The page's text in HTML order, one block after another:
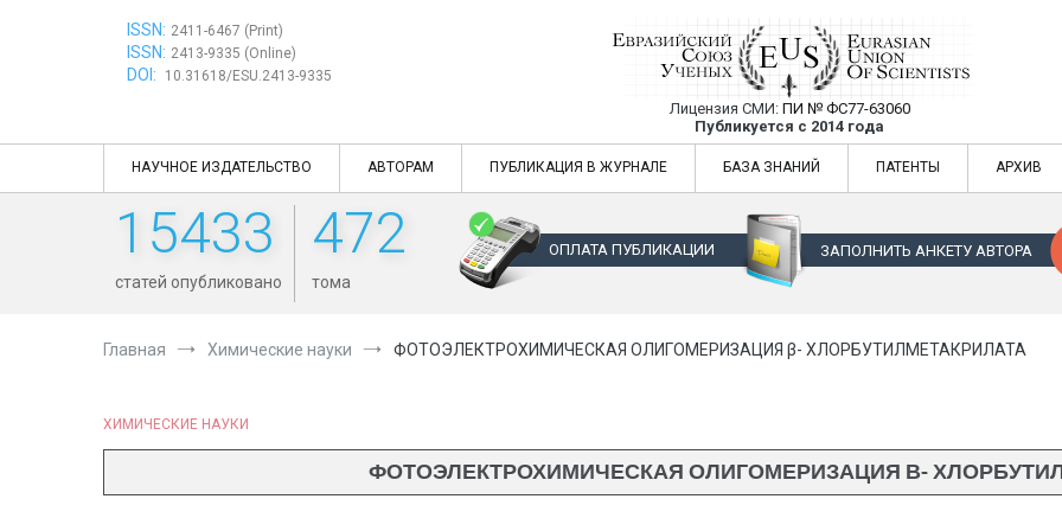
ISSN: 2411-6467 (Print)
ISSN: 2413-9335 (Online)
DOI: 10.31618/ESU.2413-9335
Евразийский Союз Ученых —
Лицензия СМИ: ПИ № ФС77-63060
Публикуется с 2014 года
Евразийский Союз Ученых — публикация научных статей в
НАУЧНОЕ ИЗДАТЕЛЬСТВО АВТОРАМ ПУБЛИКАЦИЯ В ЖУРНАЛЕ БАЗА ЗНАНИЙ ПАТЕНТЫ АРХИВ
15433
статей опубликовано
472
тома
ОПЛАТА ПУБЛИКАЦИИ ЗАПОЛНИТЬ АНКЕТУ АВТОРА
Главная Химические науки ФОТОЭЛЕКТРОХИМИЧЕСКАЯ ОЛИГОМЕРИЗАЦИЯ β- ХЛОРБУТИЛМЕТАКРИЛАТА
ХИМИЧЕСКИЕ НАУКИ
ФОТОЭЛЕКТРОХИМИЧЕСКАЯ ОЛИГОМЕРИЗАЦИЯ Β-